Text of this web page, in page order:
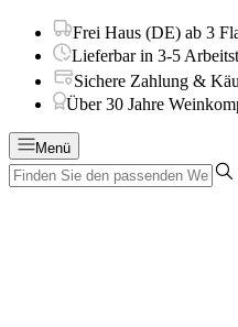
Frei Haus (DE) ab 3
Lieferbar in 3-5
Sichere Zahlung &
Über 30 Jahre
Menü